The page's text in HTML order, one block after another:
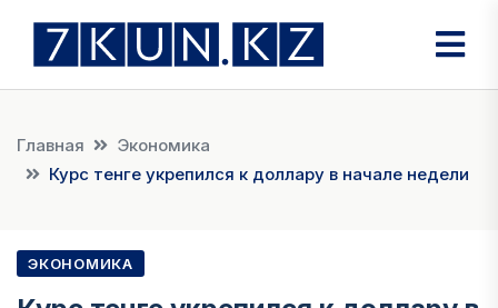
Главная
Экономика
Курс тенге укрепился к доллару в начале недели
ЭКОНОМИКА